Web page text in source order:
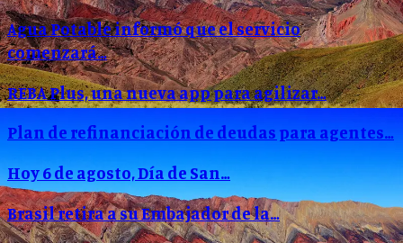
Agua Potable informó que el servicio
comenzará…
REBA Plus, una nueva app para agilizar…
Plan de refinanciación de deudas para agentes…
Hoy 6 de agosto, Día de San…
Brasil retira a su Embajador de la…